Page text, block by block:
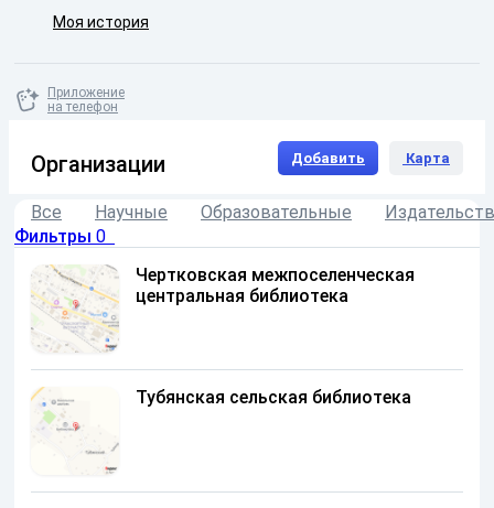
Моя история
Приложение
на телефон
Организации Добавить Карта
Все Научные Образовательные
Фильтры 0
Чертковская межпоселенческая
центральная библиотека
Тубянская сельская библиотека